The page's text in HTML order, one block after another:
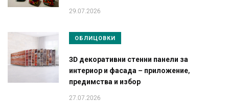
29.07.2026
ОБЛИЦОВКИ
3D декоративни стенни панели за
интериор и фасада – приложение,
предимства и избор
27.07.2026